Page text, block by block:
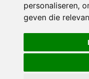
personaliseren,
geven die
Privacy policy|Disclaimer